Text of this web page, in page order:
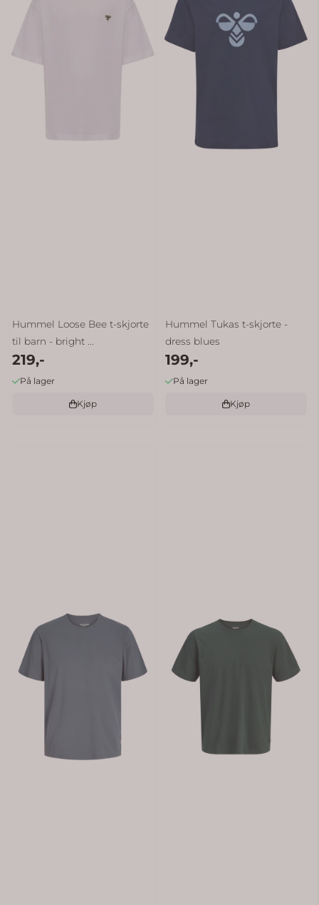
Hummel Loose Bee t-skjorte
til barn - bright ...
219,-
På lager
Kjøp
Hummel Tukas t-skjorte -
dress blues
199,-
På lager
Kjøp